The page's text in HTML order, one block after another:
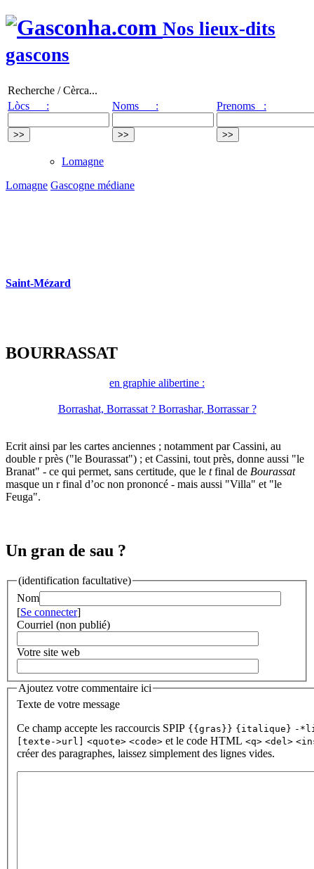
Nos lieux-dits
gascons
Recherche / Cèrca...
Lòcs :
Noms : Prenoms :
Lomagne
Lomagne Gascogne médiane
Saint-Mézard
BOURRASSAT
en graphie alibertine :
Borrashat, Borrassat ? Borrashar, Borrassar ?
Ecrit ainsi par les cartes anciennes ; notamment par Cassini, au
double r près ("le Bourassat") ; et Cassini, tout près, donne aussi "le
Branat" - ce qui permet, sans certitude, que le tfinal de Bourassat
masque un r final d’oc non prononcé - mais aussi "Villa" et "le
Feuga".
Un gran de sau ?
(identification facultative)
Nom
[Se connecter]
Courriel (non publié)
Votre site web
Ajoutez votre commentaire ici
Texte de votre message
Ce champ accepte les raccourcis SPIP {{gras}} {italique} -
[texte->url]
<quote> <code> et le code HTML <q> <del>
créer des paragraphes, laissez simplement des lignes vides.